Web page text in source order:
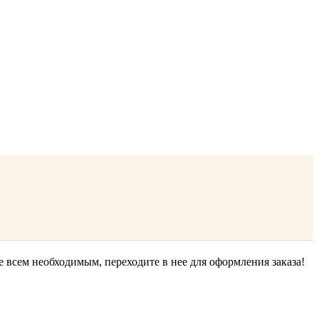
необходимым, переходите в нее для оформления заказа!